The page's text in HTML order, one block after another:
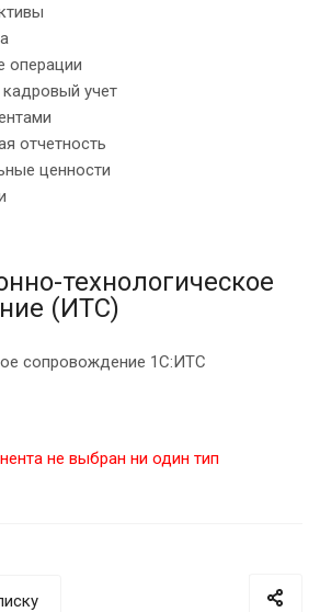
операции
кадровый учет
отчетность
ценности
технологическое
(ИТС)
сопровождение 1С:ИТС
не выбран ни один тип